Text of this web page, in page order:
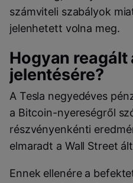
számviteli szabályok
jelenhetett volna meg.
Hogyan reagált
jelentésére?
A Tesla negyedéves
a Bitcoin-nyereségről
részvényenkénti
elmaradt a Wall Street
Ennek ellenére a